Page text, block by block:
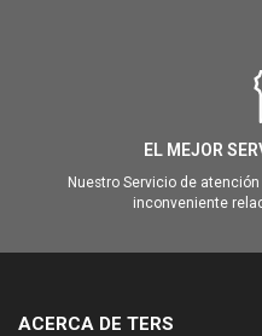
EL MEJOR
Nuestro Servicio de
inconveniente
ACERCA DE TERS